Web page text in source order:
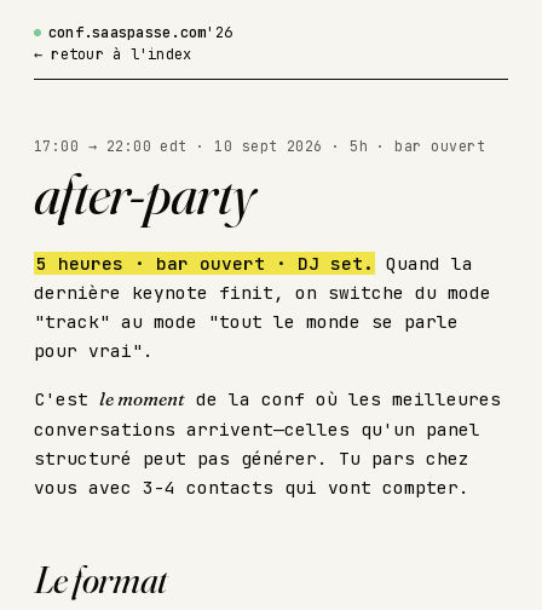
conf.saaspasse.com'26
← retour à l'index
17:00 → 22:00 edt · 10 sept 2026 · 5h · bar ouvert
after-party
5 heures · bar ouvert · DJ set.
Quand la
dernière keynote finit, on switche du mode
"track" au mode "tout le monde se parle
pour vrai".
C'est le moment de la conf où les meilleures
conversations arrivent—celles qu'un panel
structuré peut pas générer. Tu pars chez
vous avec 3-4 contacts qui vont compter.
Le format